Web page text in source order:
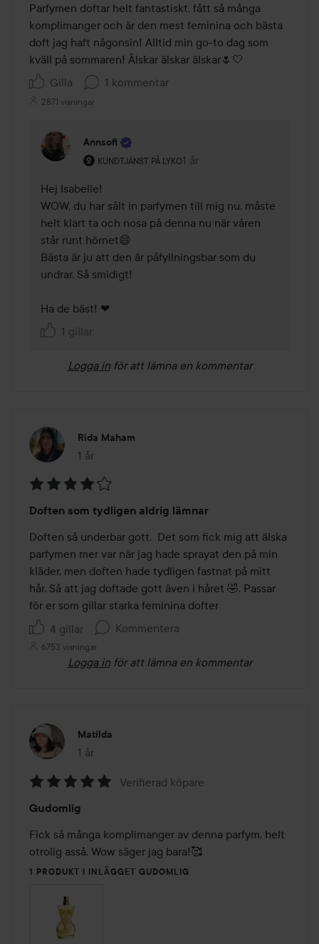
Parfymen doftar helt fantastiskt, fått så många
komplimanger och är den mest feminina och bästa
doft jag haft någonsin! Alltid min go-to dag som
kväll på sommaren! Älskar älskar älskar🌷🤍
Gilla
1 kommentar
2871 visningar
Annsofi
KUNDTJÄNST PÅ LYKO
Användarens roll: Kundtjänst på Lyko.
1 år
Kommentaren lades 1 år
Hej Isabelle!
WOW, du har sålt in parfymen till mig nu, måste
helt klart ta och nosa på denna nu när våren
står runt hörnet😄
Bästa är ju att den är påfyllningsbar som du
undrar. Så smidigt!
Ha de bäst! ❤
1 gillar
Logga in för att lämna en kommentar
Rida Maham
1 år
Inlägget skapades 1 år
4
av
5
Doften som tydligen aldrig lämnar
Doften så underbar gott.  Det som fick mig att älska
parfymen mer var när jag hade sprayat den på min
kläder, men doften hade tydligen fastnat på mitt
hår. Så att jag doftade gott även i håret 🤣. Passar
för er som gillar starka feminina dofter
4 gillar
Kommentera
6753 visningar
Logga in för att lämna en kommentar
Matilda
1 år
Inlägget skapades 1 år
5
av
5
Verifierad köpare
Gudomlig
Fick så många komplimanger av denna parfym, helt
otrolig asså. Wow säger jag bara!🥰
1 PRODUKT I INLÄGGET GUDOMLIG